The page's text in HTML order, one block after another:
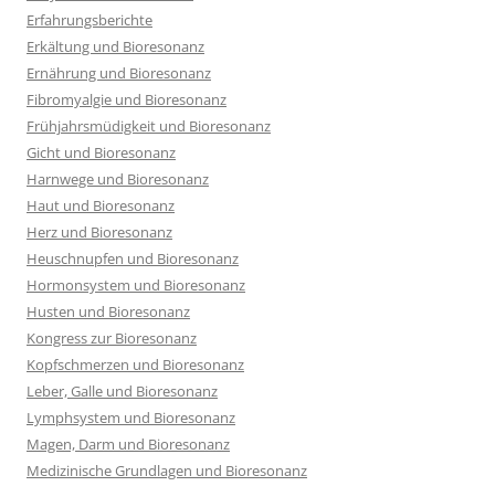
Erfahrungsberichte
Erkältung und Bioresonanz
Ernährung und Bioresonanz
Fibromyalgie und Bioresonanz
Frühjahrsmüdigkeit und Bioresonanz
Gicht und Bioresonanz
Harnwege und Bioresonanz
Haut und Bioresonanz
Herz und Bioresonanz
Heuschnupfen und Bioresonanz
Hormonsystem und Bioresonanz
Husten und Bioresonanz
Kongress zur Bioresonanz
Kopfschmerzen und Bioresonanz
Leber, Galle und Bioresonanz
Lymphsystem und Bioresonanz
Magen, Darm und Bioresonanz
Medizinische Grundlagen und Bioresonanz